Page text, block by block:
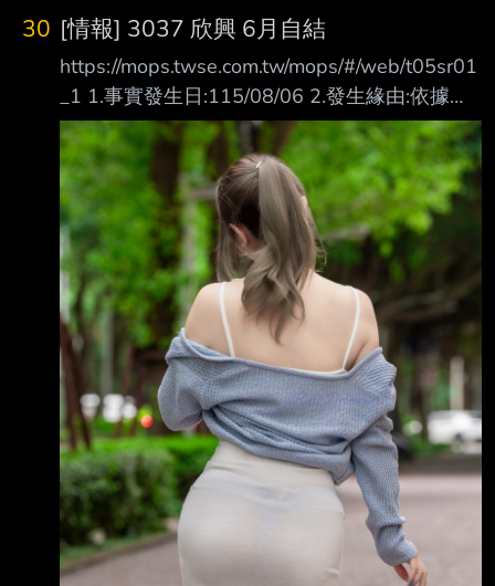
355.52 本年累計 22,687,022 去年累計
9,589,506 增減金額 13,097,516 增減百分比
136.58 備註 / 營收變化原因說明 新產品開始出
貨，導致年對年營收增幅較大。
https://mopsov.twse.com.tw/mops/web/t05st10
_ifrs
30 [情報] 3037 欣興 6月自結
https://mops.twse.com.tw/mops/#/web/t05sr01
_1 1.事實發生日:115/08/06 2.發生緣由:依據臺
灣證券交易所股份有限公司通知辦理 3.財務業務
資訊: 期間 (月) (季) (最近四季累計) ------ ------
----------------- ------------------------ 最近
1月 與去年 最近1季 與去年 114年第3季至 科目
(115年6月) 同期增減 (115年第2季) 同期增減
115年第2季 核閱數 (%) 核閱數